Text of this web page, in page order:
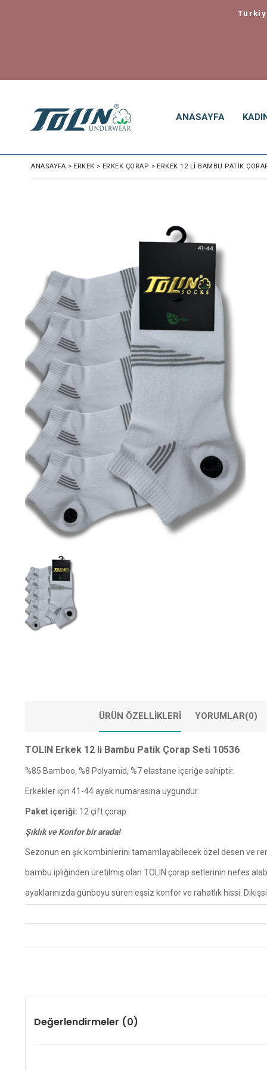
Türkiye içi
ANASAYFA
ANASAYFA > ERKEK > ERKEK ÇORAP > ERKEK 12 LI BAMBU PATIK
ÜRÜN ÖZELLIKLERI YORUMLAR(0)
TOLIN Erkek 12 li Bambu Patik Çorap Seti 10536
%85 Bamboo, %8 Polyamid, %7 elastane içeriğe sahiptir.
Erkekler için 41-44 ayak numarasına uygundur.
Paket içeriği: 12 çift çorap
Şıklık ve Konfor bir arada!
Sezonun en şık kombinlerini tamamlayabilecek özel desen ve
bambu ipliğinden üretilmiş olan TOLIN çorap setlerinin nefes
ayaklarınızda günboyu süren eşsiz konfor ve rahatlık hissi.
Değerlendirmeler (0)